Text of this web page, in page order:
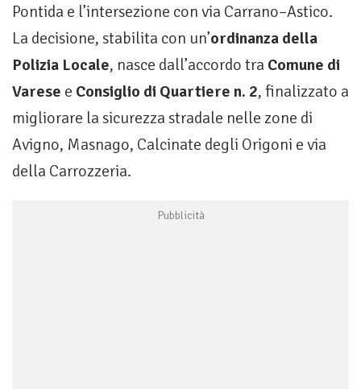
Pontida e l’intersezione con via Carrano–Astico.
La decisione, stabilita con un’ordinanza della
Polizia Locale, nasce dall’accordo tra Comune di
Varese e Consiglio di Quartiere n. 2, finalizzato a
migliorare la sicurezza stradale nelle zone di
Avigno, Masnago, Calcinate degli Origoni e via
della Carrozzeria.